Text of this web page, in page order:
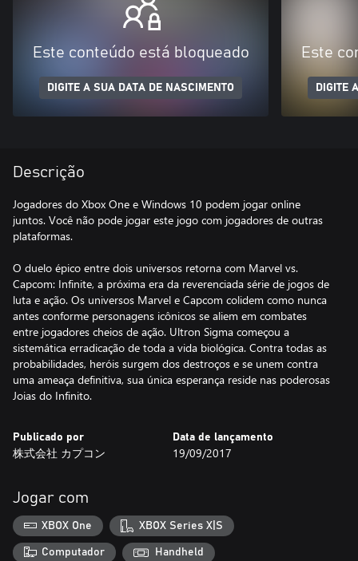
Este conteúdo está bloqueado
DIGITE A SUA DATA DE NASCIMENTO
Este
DIGITE
Descrição
Jogadores do Xbox One e Windows 10 podem jogar online
juntos. Você não pode jogar este jogo com jogadores de outras
plataformas.
O duelo épico entre dois universos retorna com Marvel vs.
Capcom: Infinite, a próxima era da reverenciada série de jogos de
luta e ação. Os universos Marvel e Capcom colidem como nunca
antes conforme personagens icônicos se aliem em combates
entre jogadores cheios de ação. Ultron Sigma começou a
sistemática erradicação de toda a vida biológica. Contra todas as
probabilidades, heróis surgem dos destroços e se unem contra
uma ameaça definitiva, sua única esperança reside nas poderosas
Joias do Infinito.
Publicado por
株式会社 カプコン
Data de lançamento
19/09/2017
Jogar com
XBOX One XBOX Series X|S
Computador Handheld